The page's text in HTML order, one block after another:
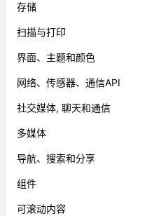
存储
扫描与打印
界面、主题和颜色
网络、传感器、通信API
社交媒体, 聊天和通信
多媒体
导航、搜索和分享
组件
可滚动内容